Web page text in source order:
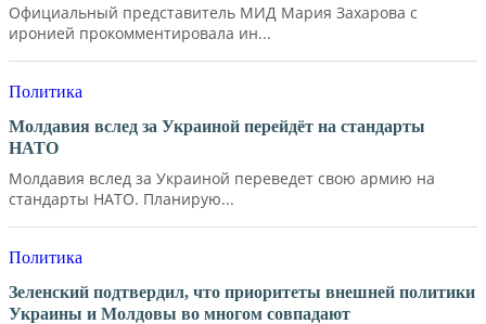
Официальный представитель МИД Мария Захарова с
иронией прокомментировала ин...
Политика
Молдавия вслед за Украиной перейдёт на стандарты
НАТО
Молдавия вслед за Украиной переведет свою армию на
стандарты НАТО. Планирую...
Политика
Зеленский подтвердил, что приоритеты внешней политики
Украины и Молдовы во многом совпадают